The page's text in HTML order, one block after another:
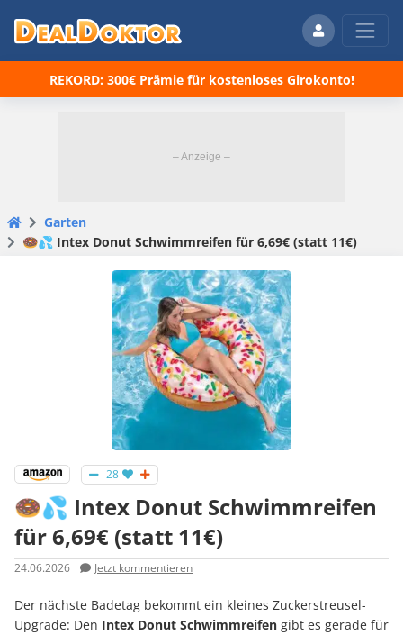
REKORD: 300€ Prämie für kostenloses Girokonto!
Garten
🍩💦 Intex Donut Schwimmreifen für 6,69€ (statt 11€)
28
🍩💦 Intex Donut Schwimmreifen
für 6,69€ (statt 11€)
24.06.2026 Jetzt kommentieren
Der nächste Badetag bekommt ein kleines Zuckerstreusel-
Upgrade: Den Intex Donut Schwimmreifen gibt es gerade für